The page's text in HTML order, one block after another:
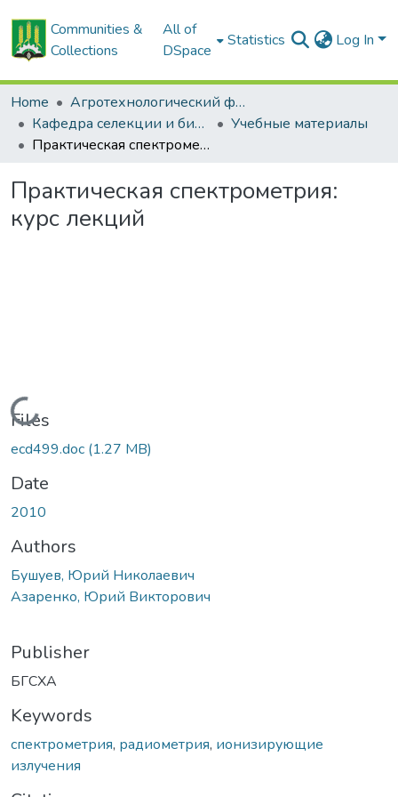
Communities &
Collections
All of
DSpace
Statistics Log In
Home
Агротехнологический факультет
Кафедра селекции и биотехнологии растений
Учебные материалы
Практическая спектрометрия: курс лекций
Практическая спектрометрия:
курс лекций
Loading...
Files
ecd499.doc (1.27 MB)
Date
2010
Authors
Бушуев, Юрий Николаевич
Азаренко, Юрий Викторович
Publisher
БГСХА
Keywords
спектрометрия, радиометрия, ионизирующие
излучения